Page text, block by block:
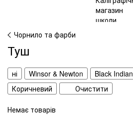
Чорнило та фарби
Туш
ні Winsor & Newton Black Indian
Коричневий
Очистити
Немає товарів